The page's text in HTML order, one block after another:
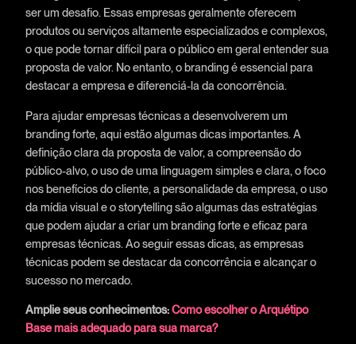
ser um desafio. Essas empresas geralmente oferecem
produtos ou serviços altamente especializados e complexos,
o que pode tornar difícil para o público em geral entender sua
proposta de valor. No entanto, o branding é essencial para
destacar a empresa e diferenciá-la da concorrência.
Para ajudar empresas técnicas a desenvolverem um
branding forte, aqui estão algumas dicas importantes. A
definição clara da proposta de valor, a compreensão do
público-alvo, o uso de uma linguagem simples e clara, o foco
nos benefícios do cliente, a personalidade da empresa, o uso
da mídia visual e o storytelling são algumas das estratégias
que podem ajudar a criar um branding forte e eficaz para
empresas técnicas. Ao seguir essas dicas, as empresas
técnicas podem se destacar da concorrência e alcançar o
sucesso no mercado.
Amplie seus conhecimentos:Como escolher o Arquétipo
Base mais adequado para sua marca?